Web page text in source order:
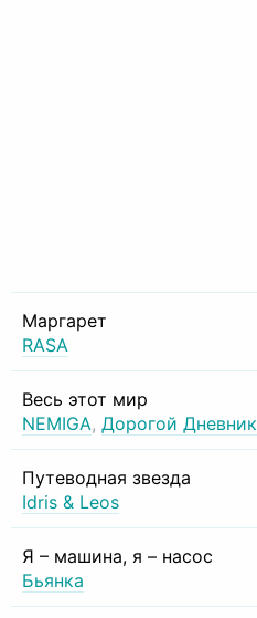
Маргарет
RASA
Весь этот мир
NEMIGA, Дорогой Дневник
Путеводная звезда
Idris & Leos
Я – машина, я – насос
Бьянка